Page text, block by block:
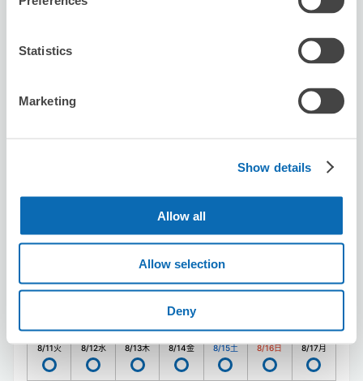
Statistics
Marketing
Show details
Allow all
Allow selection
Deny
从渋谷站步行1分钟。
可保管的行李數
:20
利用可能時間
8/11火 8/12水 8/13木 8/14金 8/15土 8/16日 8/17月